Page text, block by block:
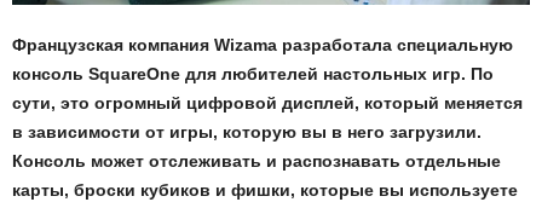
Французская компания Wizama разработала специальную
консоль SquareOne для любителей настольных игр. По
сути, это огромный цифровой дисплей, который меняется
в зависимости от игры, которую вы в него загрузили.
Консоль может отслеживать и распознавать отдельные
карты, броски кубиков и фишки, которые вы используете